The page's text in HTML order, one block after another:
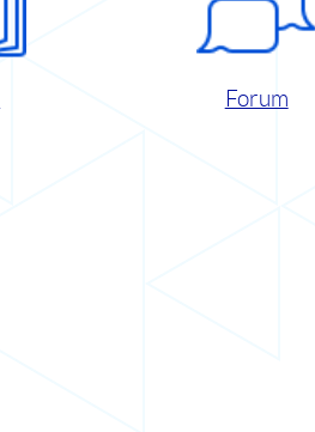
Forum